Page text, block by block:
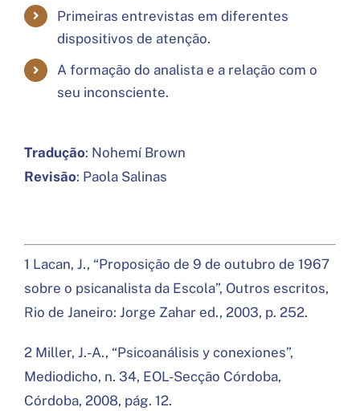
Primeiras entrevistas em diferentes
dispositivos de atenção.
A formação do analista e a relação com o
seu inconsciente.
Tradução: Nohemí Brown
Revisão: Paola Salinas
1 Lacan, J., “Proposição de 9 de outubro de 1967
sobre o psicanalista da Escola”, Outros escritos,
Rio de Janeiro: Jorge Zahar ed., 2003, p. 252.
2 Miller, J.-A., “Psicoanálisis y conexiones”,
Mediodicho, n. 34, EOL-Secção Córdoba,
Córdoba, 2008, pág. 12.